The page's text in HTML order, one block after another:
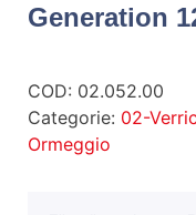
Generation
COD: 02.052.00
Categorie: 02-
Ormeggio